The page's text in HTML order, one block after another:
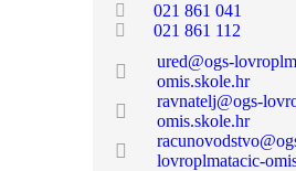
021 861 041
021 861 112
ured@ogs-
omis.skole.hr
ravnatelj@ogs-
omis.skole.hr
lovroplmatacic-